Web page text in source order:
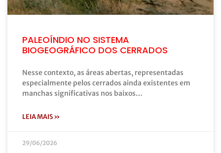
PALEOÍNDIO NO SISTEMA
BIOGEOGRÁFICO DOS CERRADOS
Nesse contexto, as áreas abertas, representadas
especialmente pelos cerrados ainda existentes em
manchas significativas nos baixos…
LEIA MAIS »
29/06/2026